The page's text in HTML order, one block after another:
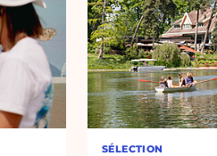
SÉLECTION